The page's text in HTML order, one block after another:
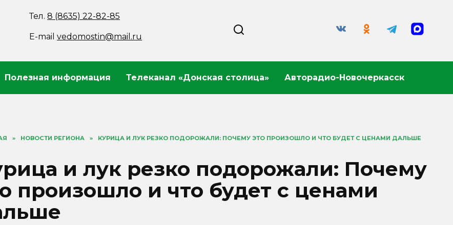
Тел.8 (8635) 22-82-85
E-mailvedomostin@mail.ru
Полезная информация Телеканал «Донская столица» Авторадио-Новочеркасск
» НОВОСТИ РЕГИОНА » КУРИЦА И ЛУК РЕЗКО ПОДОРОЖАЛИ: ПОЧЕМУ ЭТО ПРОИЗОШЛО И ЧТО БУДЕТ С ЦЕНАМИ ДАЛЬШЕ
и лук резко подорожали: Почему
произошло и что будет с ценами